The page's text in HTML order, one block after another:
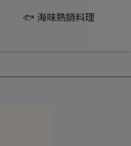
🐟 海味熱銷料理